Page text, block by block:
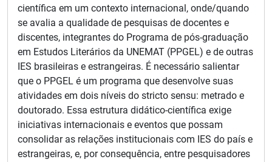
científica em um contexto internacional, onde/quando
se avalia a qualidade de pesquisas de docentes e
discentes, integrantes do Programa de pós-graduação
em Estudos Literários da UNEMAT (PPGEL) e de outras
IES brasileiras e estrangeiras. É necessário salientar
que o PPGEL é um programa que desenvolve suas
atividades em dois níveis do stricto sensu: metrado e
doutorado. Essa estrutura didático-científica exige
iniciativas internacionais e eventos que possam
consolidar as relações institucionais com IES do país e
estrangeiras, e, por consequência, entre pesquisadores